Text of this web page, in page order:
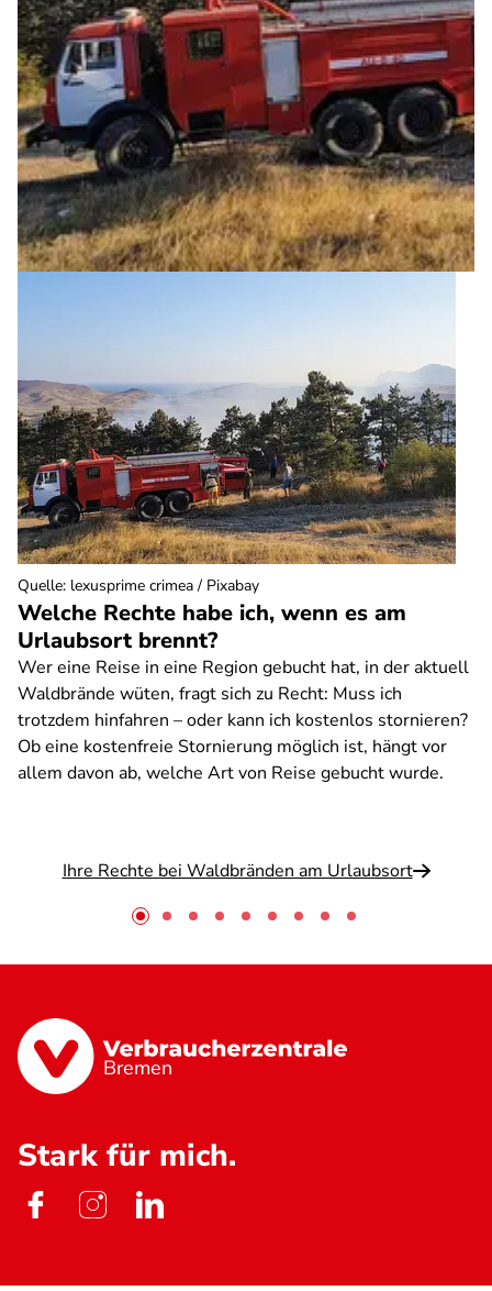
Welche Rechte habe ich, wenn es am
Urlaubsort brennt?
Wer eine Reise in eine Region gebucht hat, in der aktuell
Waldbrände wüten, fragt sich zu Recht: Muss ich
trotzdem hinfahren – oder kann ich kostenlos stornieren?
Ob eine kostenfreie Stornierung möglich ist, hängt vor
allem davon ab, welche Art von Reise gebucht wurde.
Ihre Rechte bei Waldbränden am Urlaubsort
Quelle: lexusprime crimea / Pixabay
Bremen
Stark für mich.